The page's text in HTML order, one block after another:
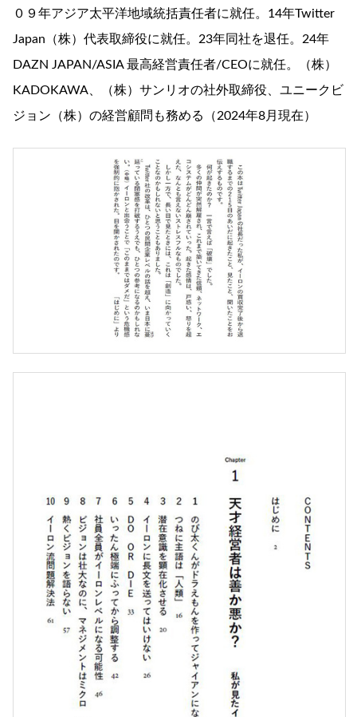
０９年アジア太平洋地域統括責任者に就任。14年Twitter
Japan（株）代表取締役に就任。23年同社を退任。24年
DAZN JAPAN/ASIA 最高経営責任者/CEOに就任。（株）
KADOKAWA、（株）サンリオの社外取締役、ユニークビ
ジョン（株）の経営顧問も務める（2024年8月現在）